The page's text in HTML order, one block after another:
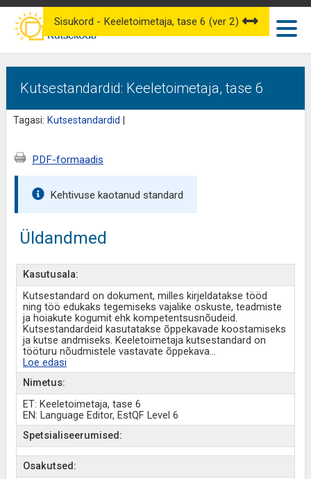
Kutsestandardid: Keeletoimetaja, tase 6
Tagasi: Kutsestandardid
Sisukord - Keeletoimetaja, tase 6 (ver 2)
PDF-formaadis
Kehtivuse kaotanud standard
Üldandmed
Kasutusala:
Kutsestandard on dokument, milles kirjeldatakse tööd
ning töö edukaks tegemiseks vajalike oskuste, teadmiste
ja hoiakute kogumit ehk kompetentsusnõudeid.
Kutsestandardeid kasutatakse õppekavade koostamiseks
ja kutse andmiseks. Keeletoimetaja kutsestandard on
tööturu nõudmistele vastavate õppekava...
Loe edasi
Nimetus:
ET: Keeletoimetaja, tase 6
EN: Language Editor, EstQF Level 6
Spetsialiseerumised:
Osakutsed: